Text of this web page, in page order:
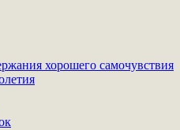
хорошего самочувствия